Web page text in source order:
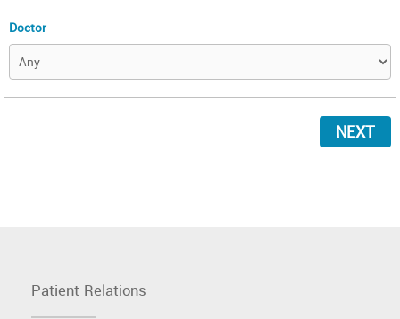
Doctor
NEXT
Patient Relations